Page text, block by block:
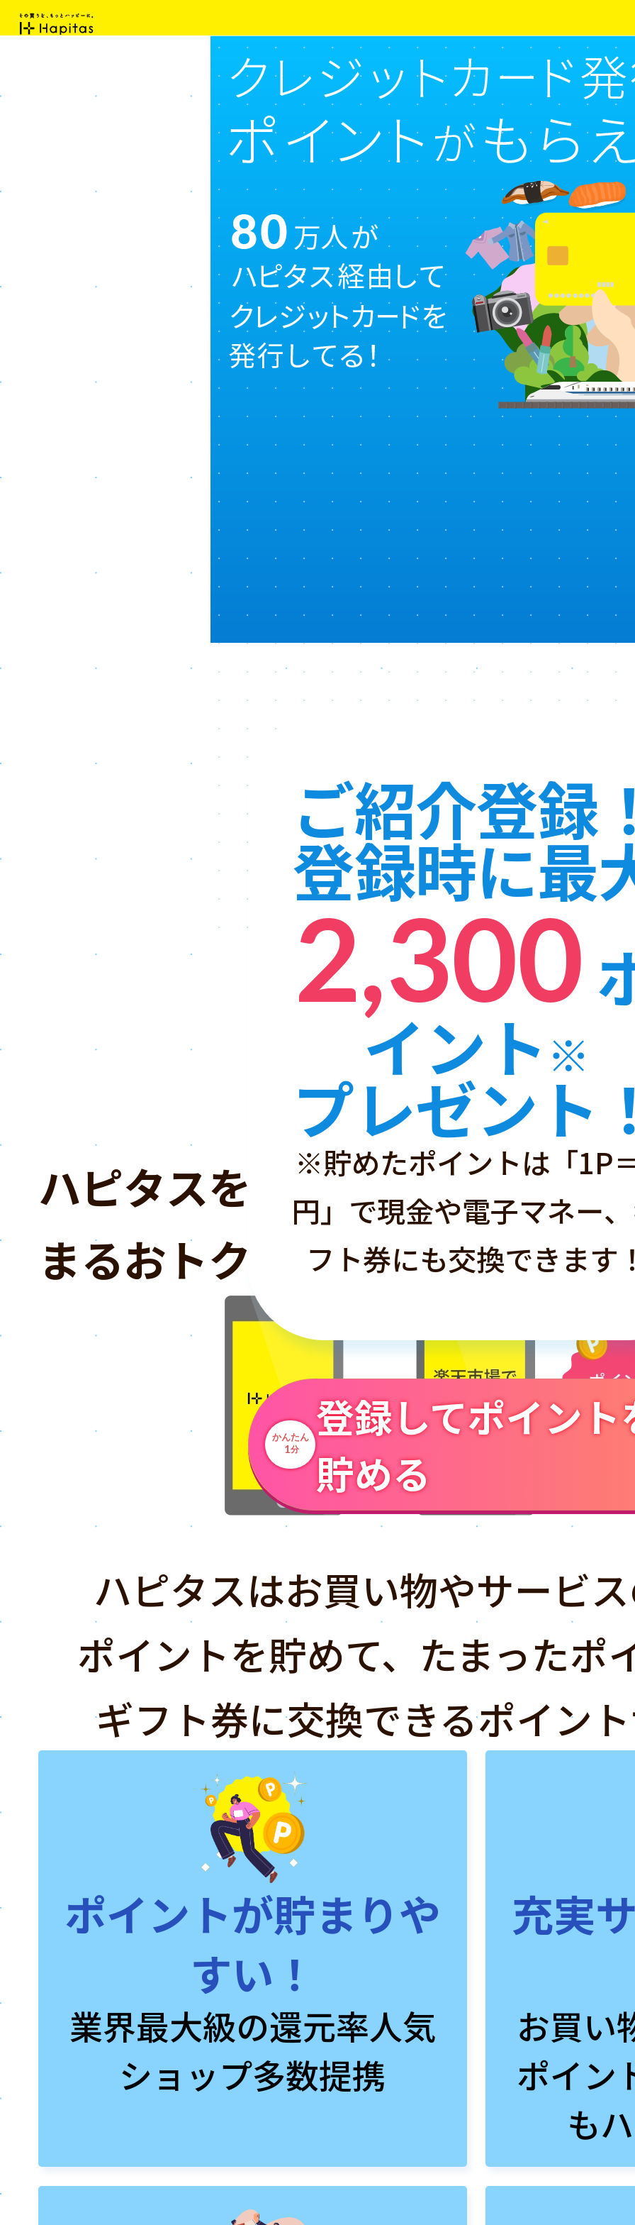
ご紹介登録
登録時に最
2,300
イント ※
プレゼント
※貯めたポイントは「1P
円」で現金や電子マネー
フト券にも交換できます
かんたん
1分
登録してポイント
貯める
ハピタスと
ハピタスを「経由するだけ」
まるおトクなサイトです！
ハピタスはお買い物やサービ
ポイントを貯めて、たまったポ
ギフト券に交換できるポイン
ポイントが貯まりや
すい！
業界最大級の還元率人気
ショップ多数提携
充実
お買い
ポイン
も